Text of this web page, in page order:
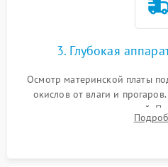
3. Глубокая
Осмотр материнской платы
окислов от влаги и
дежурных напряжений.
мультиконтроллера,